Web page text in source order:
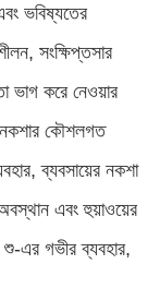
ভবিষ্যতের
সংক্ষিপ্তসার
ভাগ করে নেওয়ার
নকশার কৌশলগত
ব্যবসায়ের নকশা
এবং হুয়াওয়ের
এর গভীর ব্যবহার,